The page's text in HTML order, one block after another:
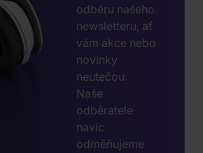
odběru našeho
newsletteru, ať
vám akce nebo
novinky
neutečou.
Naše
odběratele
navíc
odměňujeme